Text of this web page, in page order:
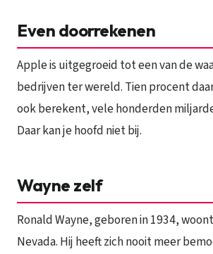
Even doorrekenen
Apple is uitgegroeid tot een van de
bedrijven ter wereld. Tien procent
ook berekent, vele honderden
Daar kan je hoofd niet bij.
Wayne zelf
Ronald Wayne, geboren in 1934,
Nevada. Hij heeft zich nooit meer